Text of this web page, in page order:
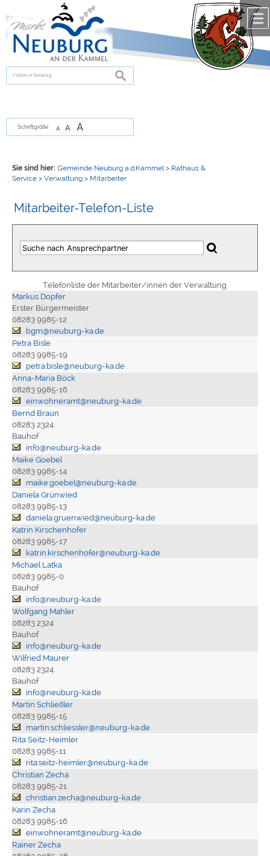
zur Navigationoder
springen.
suchen
Schriftgröße A A A
Sie sind hier: Gemeinde Neuburg a.d.Kammel > Rathaus &
Service> Verwaltung> Mitarbeiter
Mitarbeiter-Telefon-Liste
Telefonliste der Mitarbeiter/innen der Verwaltung
Markus Dopfer
Erster Bürgermeister
08283 9985-12
bgm@neuburg-ka.de
Petra Bisle
08283 9985-19
petra.bisle@neuburg-ka.de
Anna-Maria Böck
08283 9985-16
einwohneramt@neuburg-ka.de
Bernd Braun
08283 2324
Bauhof
info@neuburg-ka.de
Maike Goebel
08283 9985-14
maike.goebel@neuburg-ka.de
Daniela Grünwied
08283 9985-13
daniela.gruenwied@neuburg-ka.de
Katrin Kirschenhofer
08283 9985-17
katrin.kirschenhofer@neuburg-ka.de
Michael Latka
08283 9985-0
Bauhof
info@neuburg-ka.de
Wolfgang Mahler
08283 2324
Bauhof
info@neuburg-ka.de
Wilfried Maurer
08283 2324
Bauhof
info@neuburg-ka.de
Martin Schließler
08283 9985-15
martin.schliessler@neuburg-ka.de
Rita Seitz-Heimler
08283 9985-11
rita.seitz-heimler@neuburg-ka.de
Christian Zecha
08283 9985-21
christian.zecha@neuburg-ka.de
Karin Zecha
08283 9985-16
einwohneramt@neuburg-ka.de
Rainer Zecha